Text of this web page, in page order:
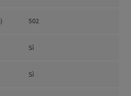
502
Sì
Sì